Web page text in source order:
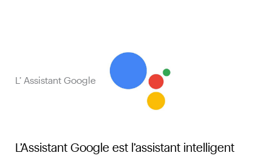
L’ Assistant Google
L’Assistant Google est l’assistant intelligent